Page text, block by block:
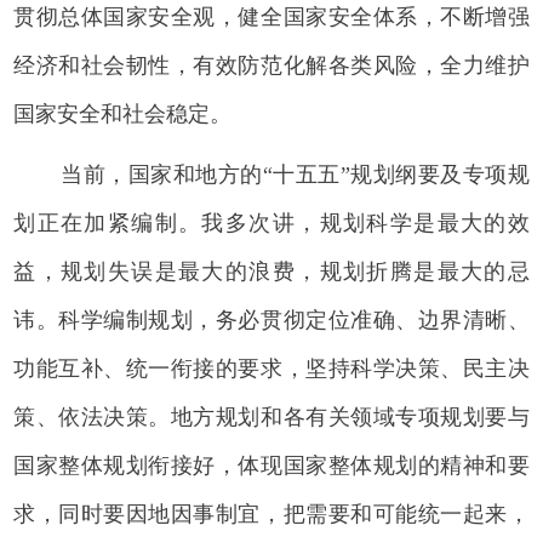
贯彻总体国家安全观，健全国家安全体系，不断增强
经济和社会韧性，有效防范化解各类风险，全力维护
国家安全和社会稳定。
当前，国家和地方的“十五五”规划纲要及专项规
划正在加紧编制。我多次讲，规划科学是最大的效
益，规划失误是最大的浪费，规划折腾是最大的忌
讳。科学编制规划，务必贯彻定位准确、边界清晰、
功能互补、统一衔接的要求，坚持科学决策、民主决
策、依法决策。地方规划和各有关领域专项规划要与
国家整体规划衔接好，体现国家整体规划的精神和要
求，同时要因地因事制宜，把需要和可能统一起来，